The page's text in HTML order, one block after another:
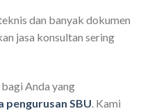
dan banyak dokumen
jasa konsultan sering
Anda yang
pengurusan SBU. Kami